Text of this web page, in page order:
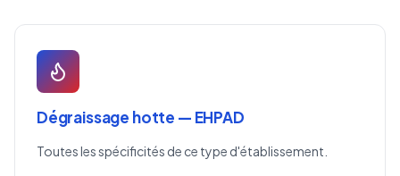
Dégraissage hotte — EHPAD
Toutes les spécificités de ce type d'établissement.